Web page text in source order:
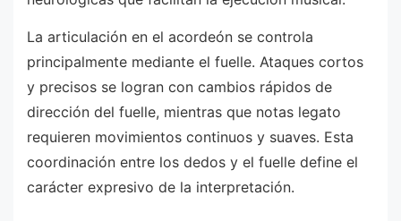
La articulación en el acordeón se controla
principalmente mediante el fuelle. Ataques cortos
y precisos se logran con cambios rápidos de
dirección del fuelle, mientras que notas legato
requieren movimientos continuos y suaves. Esta
coordinación entre los dedos y el fuelle define el
carácter expresivo de la interpretación.